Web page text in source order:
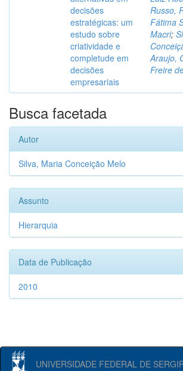
decisões
estratégicas: um
estudo sobre
criatividade e
completude em
decisões
empresariais
Russo,
Fátima
Macri;
Araujo,
Freire
Busca facetada
Autor
Silva, Maria Conceição Melo
Assunto
Hierarquia
Data de Publicação
2010
UNIVERSIDADE FEDERAL DE